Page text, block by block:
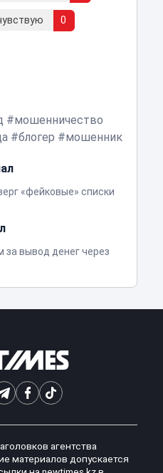
0
мошенничество
блогер мошенник
«фейковые» списки
за вывод денег через
агентства
материалов допускается